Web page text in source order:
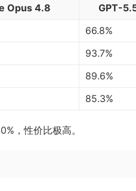
Opus 4.8
GPT-
66.8%
93.7%
89.6%
85.3%
，性价比极高。